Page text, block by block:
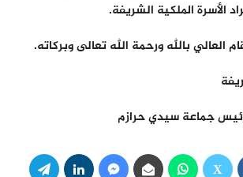
الأسرة الملكية الشريفة.
العالي بالله ورحمة الله تعالى وبركاته.
جماعة سيدي حرازم